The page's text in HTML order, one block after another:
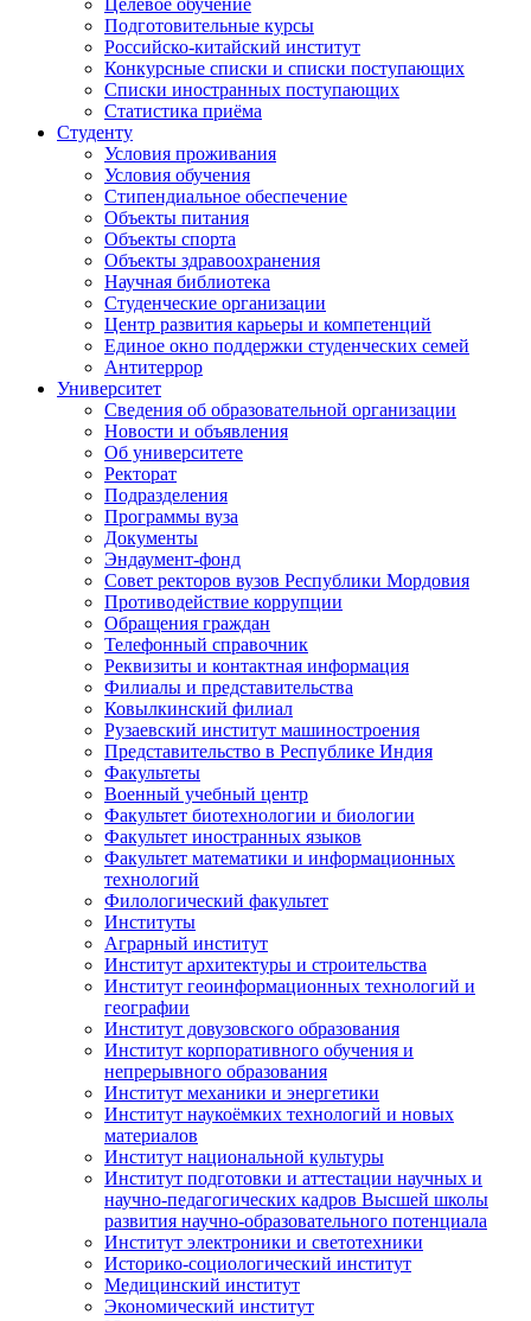
Подготовительные курсы
Российско-китайский институт
Конкурсные списки и списки поступающих
Списки иностранных поступающих
Статистика приёма
Студенту
Условия проживания
Условия обучения
Стипендиальное обеспечение
Объекты питания
Объекты спорта
Объекты здравоохранения
Научная библиотека
Студенческие организации
Центр развития карьеры и компетенций
Единое окно поддержки студенческих семей
Антитеррор
Университет
Сведения об образовательной организации
Новости и объявления
Об университете
Ректорат
Подразделения
Программы вуза
Документы
Эндаумент-фонд
Совет ректоров вузов Республики Мордовия
Противодействие коррупции
Обращения граждан
Телефонный справочник
Реквизиты и контактная информация
Филиалы и представительства
Ковылкинский филиал
Рузаевский институт машиностроения
Представительство в Республике Индия
Факультеты
Военный учебный центр
Факультет биотехнологии и биологии
Факультет иностранных языков
Факультет математики и информационных
технологий
Филологический факультет
Институты
Аграрный институт
Институт архитектуры и строительства
Институт геоинформационных технологий и
географии
Институт довузовского образования
Институт корпоративного обучения и
непрерывного образования
Институт механики и энергетики
Институт наукоёмких технологий и новых
материалов
Институт национальной культуры
Институт подготовки и аттестации научных и
научно-педагогических кадров Высшей школы
развития научно-образовательного потенциала
Институт электроники и светотехники
Историко-социологический институт
Медицинский институт
Экономический институт